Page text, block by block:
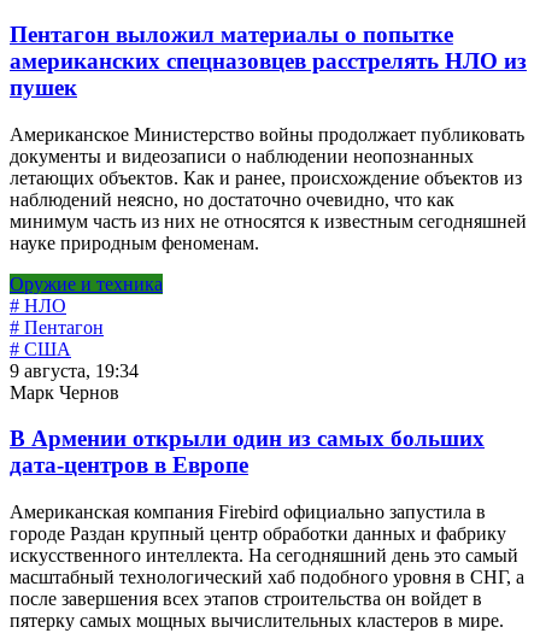
Пентагон выложил материалы о попытке
американских спецназовцев расстрелять НЛО из
пушек
Американское Министерство войны продолжает публиковать
документы и видеозаписи о наблюдении неопознанных
летающих объектов. Как и ранее, происхождение объектов из
наблюдений неясно, но достаточно очевидно, что как
минимум часть из них не относятся к известным сегодняшней
науке природным феноменам.
Оружие и техника
# НЛО
# Пентагон
# США
9 августа, 19:34
Марк Чернов
В Армении открыли один из самых больших
дата-центров в Европе
Американская компания Firebird официально запустила в
городе Раздан крупный центр обработки данных и фабрику
искусственного интеллекта. На сегодняшний день это самый
масштабный технологический хаб подобного уровня в СНГ, а
после завершения всех этапов строительства он войдет в
пятерку самых мощных вычислительных кластеров в мире.